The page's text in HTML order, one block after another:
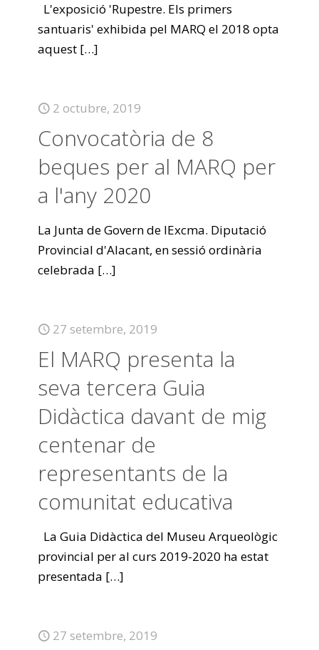
L'exposició 'Rupestre. Els primers
santuaris' exhibida pel MARQ el 2018 opta
aquest […]
2 octubre, 2019
Convocatòria de 8
beques per al MARQ per
a l'any 2020
La Junta de Govern de lExcma. Diputació
Provincial d'Alacant, en sessió ordinària
celebrada […]
27 setembre, 2019
El MARQ presenta la
seva tercera Guia
Didàctica davant de mig
centenar de
representants de la
comunitat educativa
La Guia Didàctica del Museu Arqueològic
provincial per al curs 2019-2020 ha estat
presentada […]
27 setembre, 2019